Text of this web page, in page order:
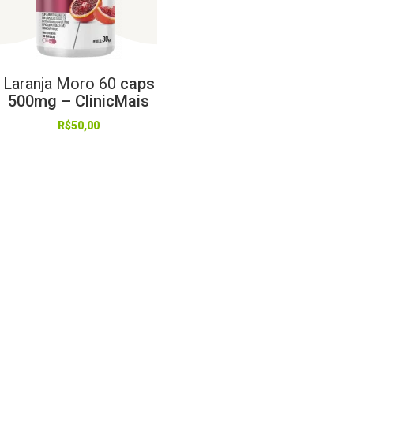
Laranja Moro 60 caps
500mg – ClinicMais
R$50,00